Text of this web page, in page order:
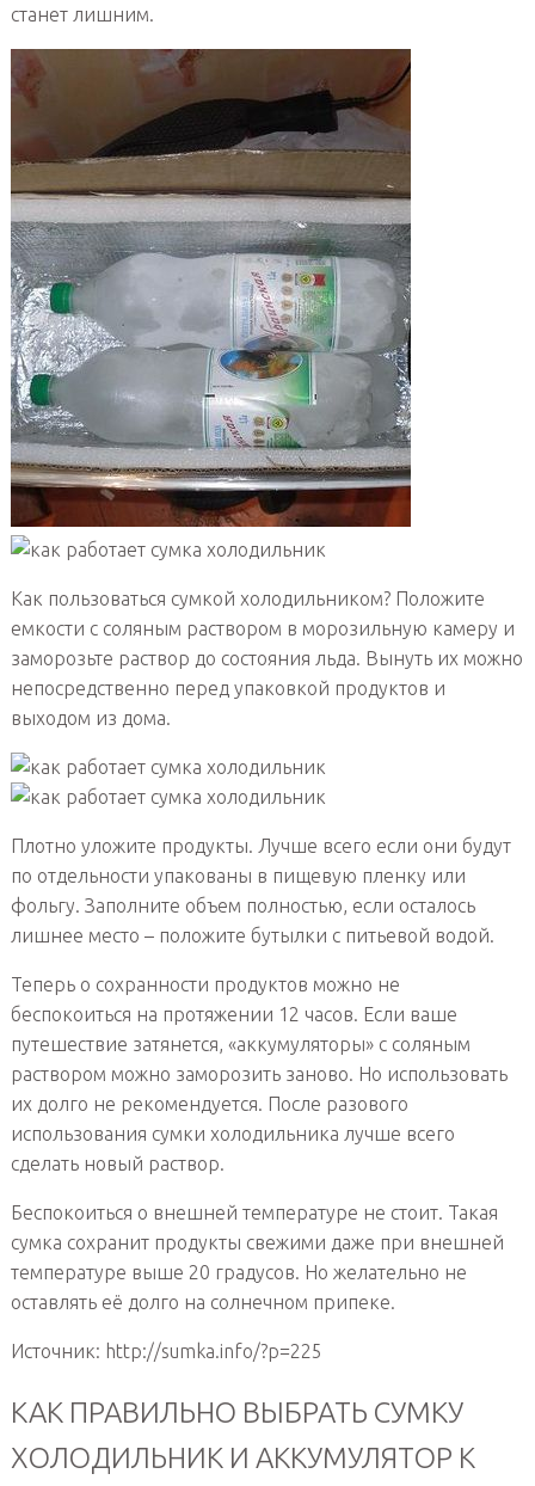
станет лишним.
Как пользоваться сумкой холодильником? Положите
емкости с соляным раствором в морозильную камеру и
заморозьте раствор до состояния льда. Вынуть их можно
непосредственно перед упаковкой продуктов и
выходом из дома.
Плотно уложите продукты. Лучше всего если они будут
по отдельности упакованы в пищевую пленку или
фольгу. Заполните объем полностью, если осталось
лишнее место – положите бутылки с питьевой водой.
Теперь о сохранности продуктов можно не
беспокоиться на протяжении 12 часов. Если ваше
путешествие затянется, «аккумуляторы» с соляным
раствором можно заморозить заново. Но использовать
их долго не рекомендуется. После разового
использования сумки холодильника лучше всего
сделать новый раствор.
Беспокоиться о внешней температуре не стоит. Такая
сумка сохранит продукты свежими даже при внешней
температуре выше 20 градусов. Но желательно не
оставлять её долго на солнечном припеке.
Источник: http://sumka.info/?p=225
КАК ПРАВИЛЬНО ВЫБРАТЬ СУМКУ
ХОЛОДИЛЬНИК И АККУМУЛЯТОР К